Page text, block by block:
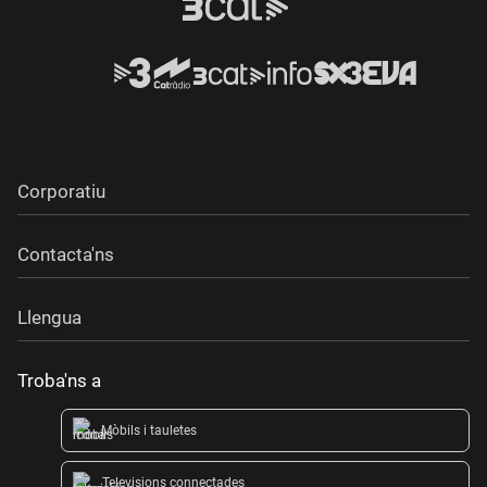
Corporatiu
Contacta'ns
Llengua
Troba'ns a
Mòbils i tauletes
Televisions connectades